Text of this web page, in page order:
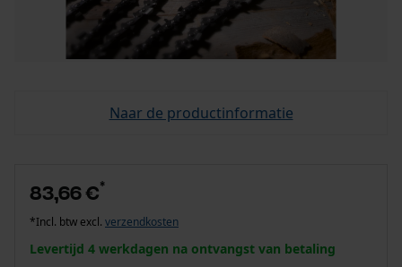
Naar de productinformatie
83,66 €*
*Incl. btw excl. verzendkosten
Levertijd 4 werkdagen na ontvangst van betaling